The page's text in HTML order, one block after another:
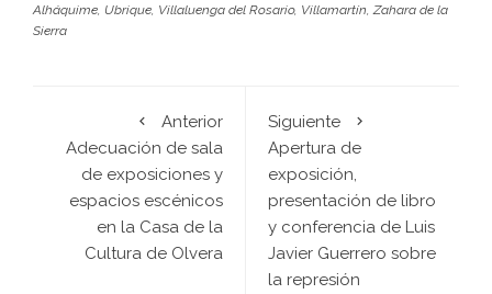
Alháquime, Ubrique, Villaluenga del Rosario, Villamartín,Zahara de la
Sierra
Anterior
Adecuación de sala
de exposiciones y
espacios escénicos
en la Casa de la
Cultura de Olvera
Siguiente
Apertura de
exposición,
presentación de libro
y conferencia de Luis
Javier Guerrero sobre
la represión